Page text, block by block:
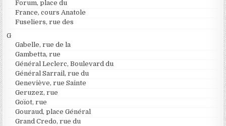
Forum, place du
France, cours Anatole
Fuseliers, rue des
G
Gabelle, rue de la
Gambetta, rue
Général Leclerc, Boulevard du
Général Sarrail, rue du
Geneviève, rue Sainte
Geruzez, rue
Goïot, rue
Gouraud, place Général
Grand Credo, rue du